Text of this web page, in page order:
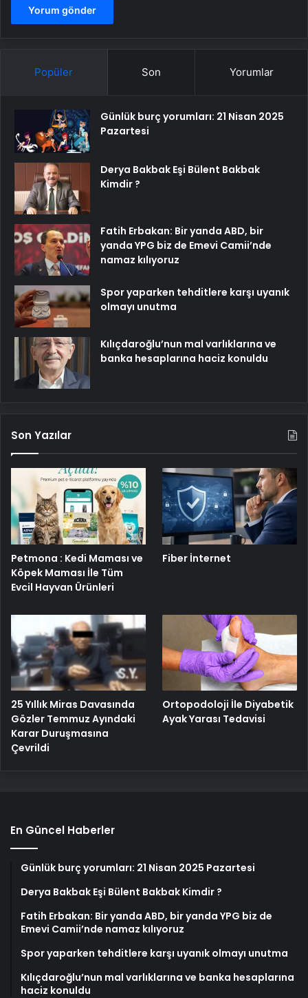
Popüler Son Yorumlar
Günlük burç yorumları: 21 Nisan 2025
Pazartesi
Derya Bakbak Eşi Bülent Bakbak
Kimdir ?
Fatih Erbakan: Bir yanda ABD, bir
yanda YPG biz de Emevi Camii’nde
namaz kılıyoruz
Spor yaparken tehditlere karşı uyanık
olmayı unutma
Kılıçdaroğlu’nun mal varlıklarına ve
banka hesaplarına haciz konuldu
Son Yazılar
Petmona : Kedi Maması ve
Köpek Maması İle Tüm
Evcil Hayvan Ürünleri
Fiber İnternet
25 Yıllık Miras Davasında
Gözler Temmuz Ayındaki
Karar Duruşmasına
Çevrildi
Ortopodoloji İle Diyabetik
Ayak Yarası Tedavisi
En Güncel Haberler
Günlük burç yorumları: 21 Nisan 2025 Pazartesi
Derya Bakbak Eşi Bülent Bakbak Kimdir ?
Fatih Erbakan: Bir yanda ABD, bir yanda YPG biz de
Emevi Camii’nde namaz kılıyoruz
Spor yaparken tehditlere karşı uyanık olmayı unutma
Kılıçdaroğlu’nun mal varlıklarına ve banka hesaplarına
haciz konuldu